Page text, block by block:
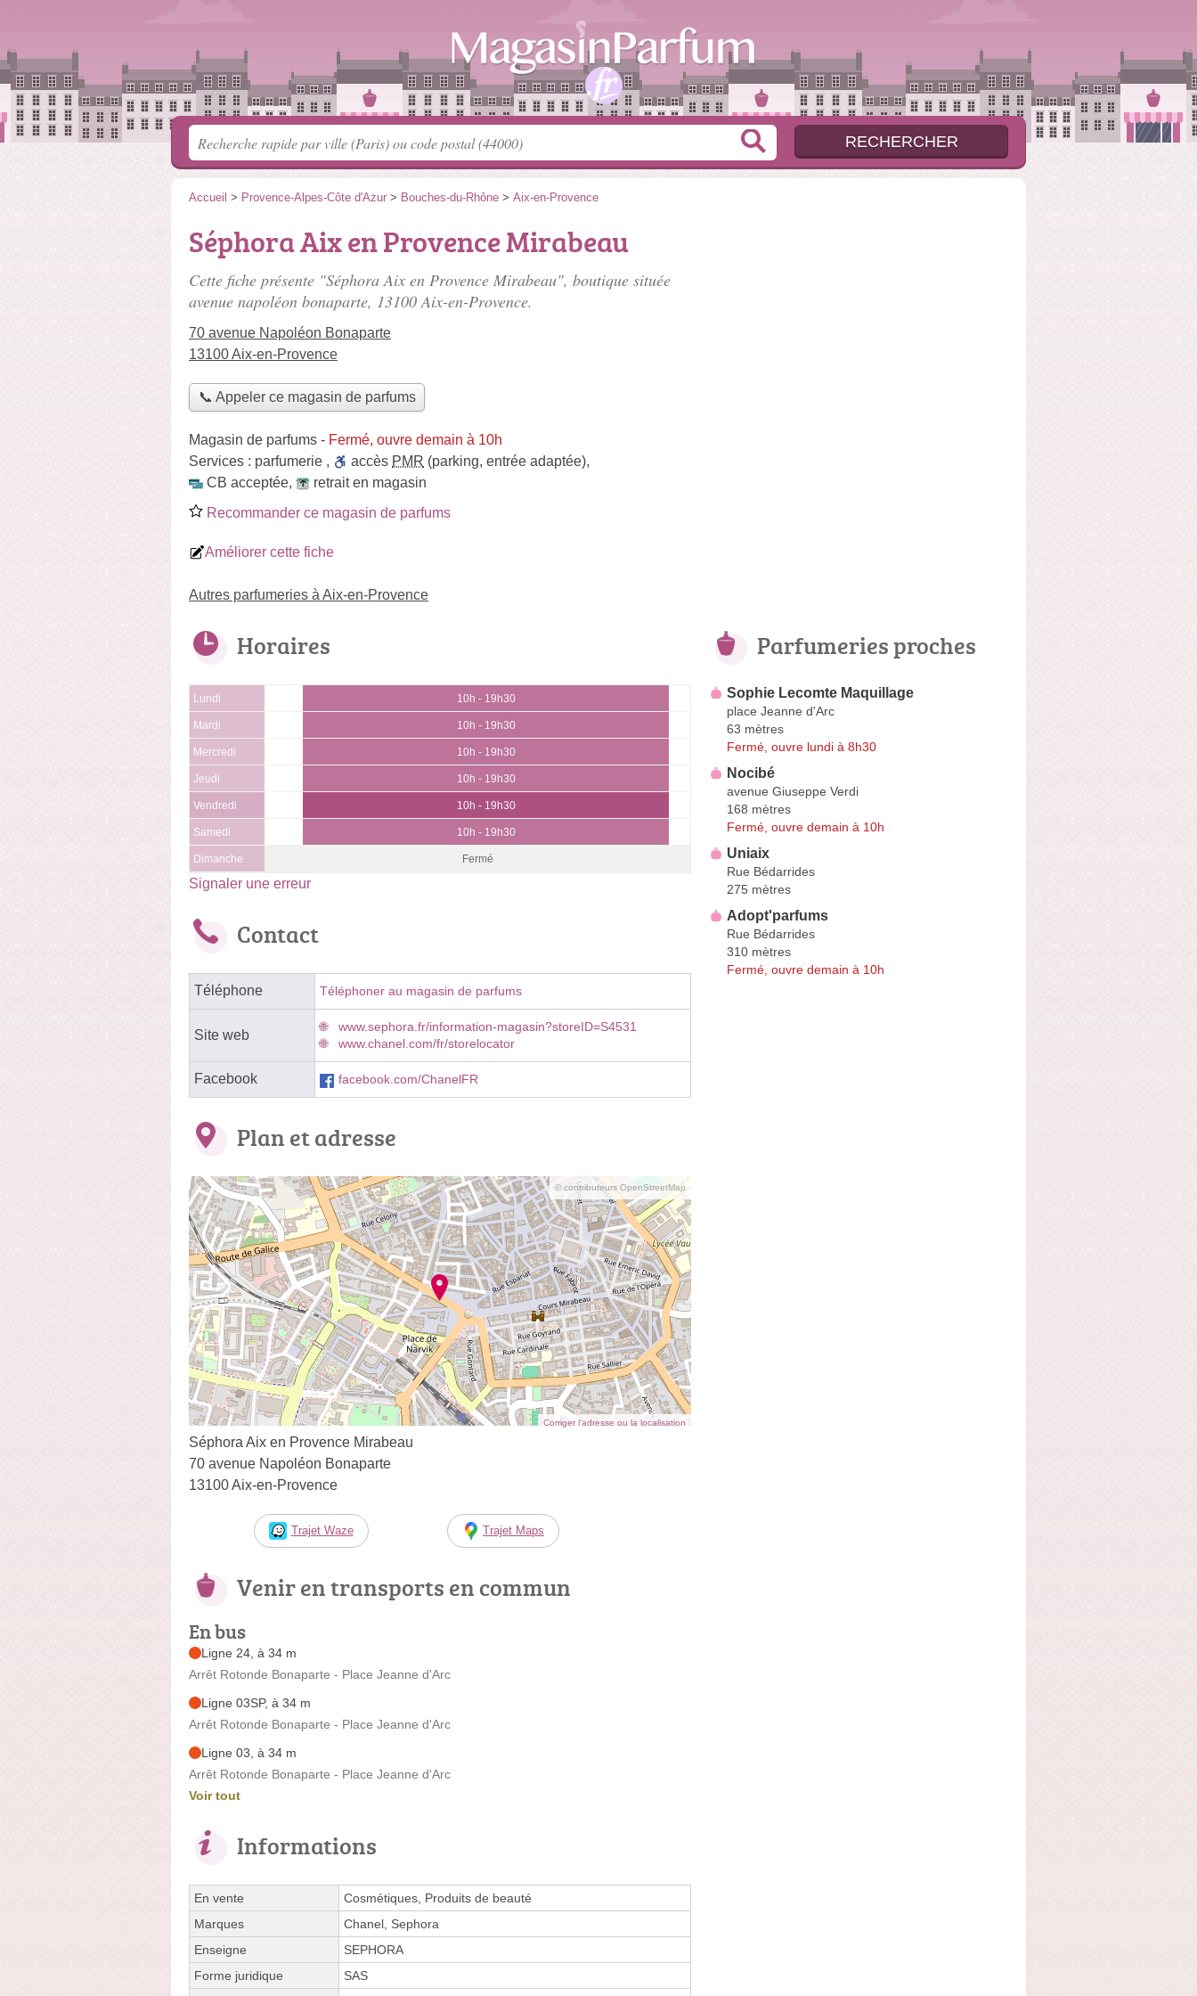
Accueil > Provence-Alpes-Côte d'Azur > Bouches-du-Rhône > Aix-en-Provence
Séphora Aix en Provence Mirabeau
Cette fiche présente "Séphora Aix en Provence Mirabeau", boutique située
avenue napoléon bonaparte, 13100 Aix-en-Provence.
70 avenue Napoléon Bonaparte
13100 Aix-en-Provence
📞 Appeler ce magasin de parfums
Magasin de parfums - Fermé, ouvre demain à 10h
Services : parfumerie , accès PMR (parking, entrée adaptée),
CB acceptée,
retrait en magasin
Recommander ce magasin de parfums
Améliorer cette fiche
Autres parfumeries à Aix-en-Provence
Horaires
Lundi 10h - 19h30
Mardi 10h - 19h30
Mercredi 10h - 19h30
Jeudi 10h - 19h30
Vendredi 10h - 19h30
Samedi 10h - 19h30
Dimanche Fermé
Signaler une erreur
Contact
Téléphone Téléphoner au magasin de parfums
Site web
www.sephora.fr/information-magasin?storeID=S4531
www.chanel.com/fr/storelocator
Facebook facebook.com/ChanelFR
Plan et adresse
© contributeurs OpenStreetMap
Corriger l’adresse ou la localisation
Séphora Aix en Provence Mirabeau
70 avenue Napoléon Bonaparte
13100 Aix-en-Provence
Trajet Waze Trajet Maps
Venir en transports en commun
En bus
Ligne 24, à 34 m
Arrêt Rotonde Bonaparte - Place Jeanne d'Arc
Ligne 03SP, à 34 m
Arrêt Rotonde Bonaparte - Place Jeanne d'Arc
Ligne 03, à 34 m
Arrêt Rotonde Bonaparte - Place Jeanne d'Arc
Voir tout
Informations
En vente
Cosmétiques, Produits de beauté
Marques
Chanel, Sephora
Enseigne
SEPHORA
Forme juridique
SAS
Parfumeries proches
Sophie Lecomte Maquillage
place Jeanne d'Arc
63 mètres
Fermé, ouvre lundi à 8h30
Nocibé
avenue Giuseppe Verdi
168 mètres
Fermé, ouvre demain à 10h
Uniaix
Rue Bédarrides
275 mètres
Adopt'parfums
Rue Bédarrides
310 mètres
Fermé, ouvre demain à 10h